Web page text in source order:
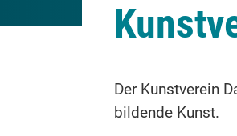
Der Kunstverein
bildende Kunst.